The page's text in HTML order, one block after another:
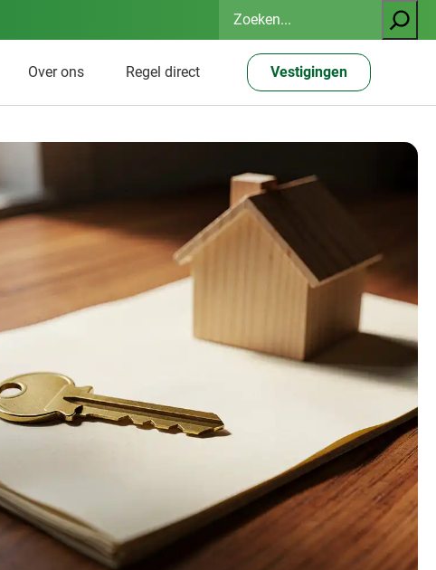
Zoeken
Over ons Regel direct Vestigingen